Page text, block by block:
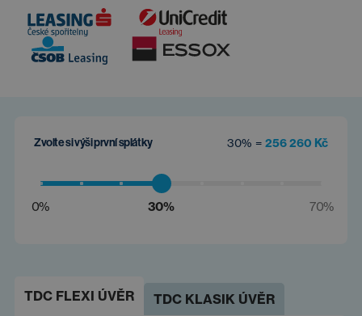
Zvolte si výši první splátky 30% = 256 260 Kč
0% 30% 70%
TDC FLEXI ÚVĚR TDC KLASIK ÚVĚR